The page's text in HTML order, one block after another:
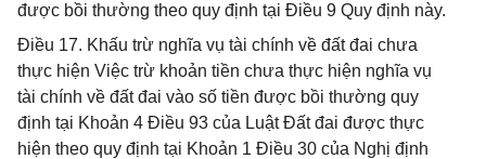
được bồi thường theo quy định tại Điều 9 Quy định này.
Điều 17. Khấu trừ nghĩa vụ tài chính về đất đai chưa
thực hiện Việc trừ khoản tiền chưa thực hiện nghĩa vụ
tài chính về đất đai vào số tiền được bồi thường quy
định tại Khoản 4 Điều 93 của Luật Đất đai được thực
hiện theo quy định tại Khoản 1 Điều 30 của Nghị định